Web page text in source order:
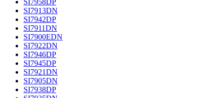
SI7958DP
SI7913DN
SI7942DP
SI7911DN
SI7900EDN
SI7922DN
SI7946DP
SI7945DP
SI7921DN
SI7905DN
SI7938DP